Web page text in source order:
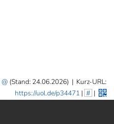
(Stand: 24.06.2026) | Kurz-URL:
https://uol.de/p34471 | # |